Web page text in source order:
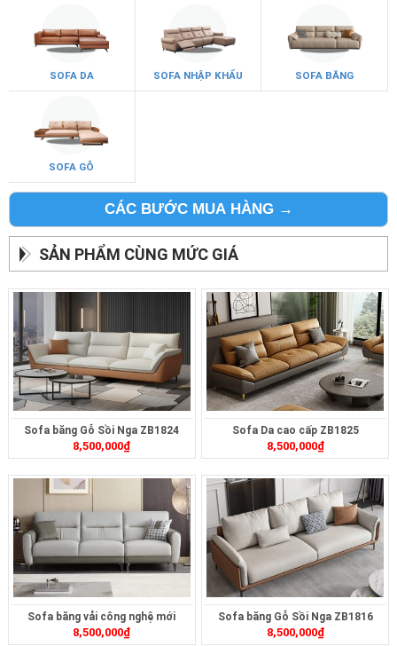
SOFA DA SOFA NHẬP KHẨU SOFA BĂNG
SOFA GỖ
CÁC BƯỚC MUA HÀNG →
SẢN PHẨM CÙNG MỨC GIÁ
Sofa băng Gỗ Sồi Nga ZB1824
8,500,000₫
Sofa Da cao cấp ZB1825
8,500,000₫
Sofa băng vải công nghệ mới
ZB448
8,500,000₫
Sofa băng Gỗ Sồi Nga ZB1816
8,500,000₫